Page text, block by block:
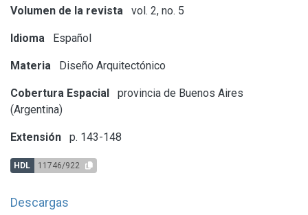
Volumen de la revista vol. 2, no. 5
Idioma Español
Materia Diseño Arquitectónico
Cobertura Espacial
provincia de Buenos Aires
(Argentina)
Extensión p. 143-148
HDL 11746/922
Descargas